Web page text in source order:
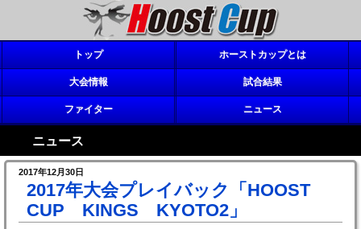
トップ ホーストカップとは
大会情報 試合結果
ファイター ニュース
ニュース
2017年12月30日
2017年大会プレイバック「HOOST
CUP KINGS KYOTO2」